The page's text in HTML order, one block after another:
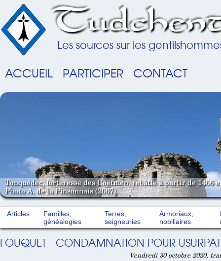
Les sources sur les
ACCUEIL PARTICIPER CONTACT
Tonquédec, forteresse des Coëtmen, rebâtie à partir de 1406
Photo A. de la Pinsonnais (2007).
Articles
Familles,
généalogies
Terres,
seigneuries
Armoriaux,
nobiliaires
FOUQUET - CONDAMNATION POUR
Vendredi 30 octobre 2020,